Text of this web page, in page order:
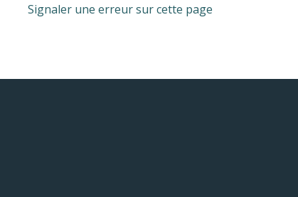
Signaler une erreur sur cette page